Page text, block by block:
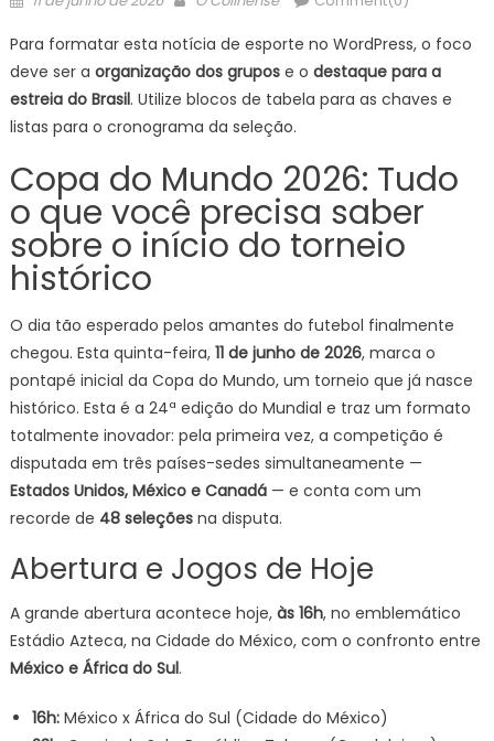
Para formatar esta notícia de esporte no WordPress, o foco
deve ser a organização dos grupose o destaque para a
estreia do Brasil. Utilize blocos de tabela para as chaves e
listas para o cronograma da seleção.
Copa do Mundo 2026: Tudo
o que você precisa saber
sobre o início do torneio
histórico
O dia tão esperado pelos amantes do futebol finalmente
chegou. Esta quinta-feira, 11 de junho de 2026, marca o
pontapé inicial da Copa do Mundo, um torneio que já nasce
histórico. Esta é a 24ª edição do Mundial e traz um formato
totalmente inovador: pela primeira vez, a competição é
disputada em três países-sedes simultaneamente —
Estados Unidos, México e Canadá— e conta com um
recorde de 48 seleçõesna disputa.
Abertura e Jogos de Hoje
A grande abertura acontece hoje, às 16h, no emblemático
Estádio Azteca, na Cidade do México, com o confronto entre
México e África do Sul.
16h:México x África do Sul (Cidade do México)